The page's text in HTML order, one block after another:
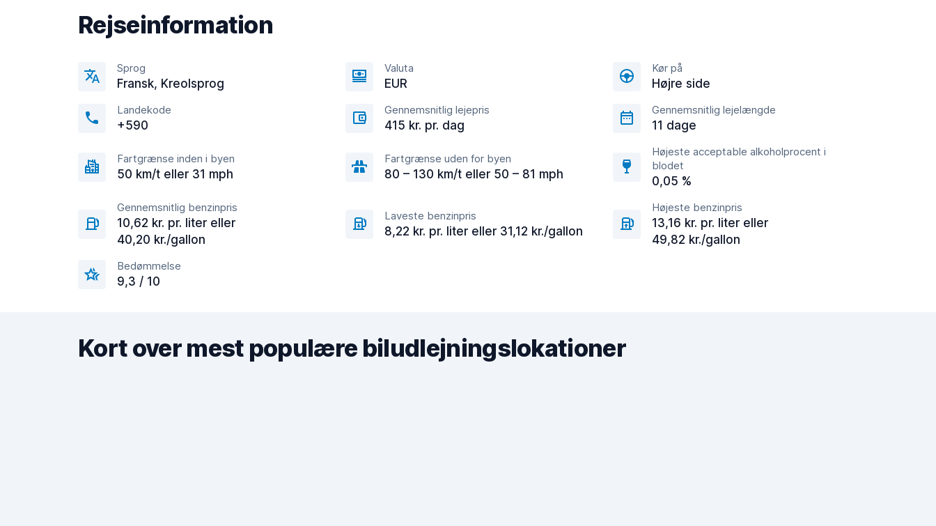
Rejseinformation
Sprog
Fransk, Kreolsprog
Valuta
EUR
Kør på
Højre side
Landekode
+590
Gennemsnitlig lejepris
415 kr. pr. dag
Gennemsnitlig lejelængde
11 dage
Fartgrænse inden i byen
50 km/t eller 31 mph
Fartgrænse uden for byen
80 – 130 km/t eller 50 – 81 mph
Højeste acceptable alkoholprocent i
blodet
0,05 %
Gennemsnitlig benzinpris
10,62 kr. pr. liter eller
40,20 kr./gallon
Laveste benzinpris
8,22 kr. pr. liter eller 31,12 kr./gallon
Højeste benzinpris
13,16 kr. pr. liter eller
49,82 kr./gallon
Bedømmelse
9,3 / 10
Kort over mest populære biludlejningslokationer